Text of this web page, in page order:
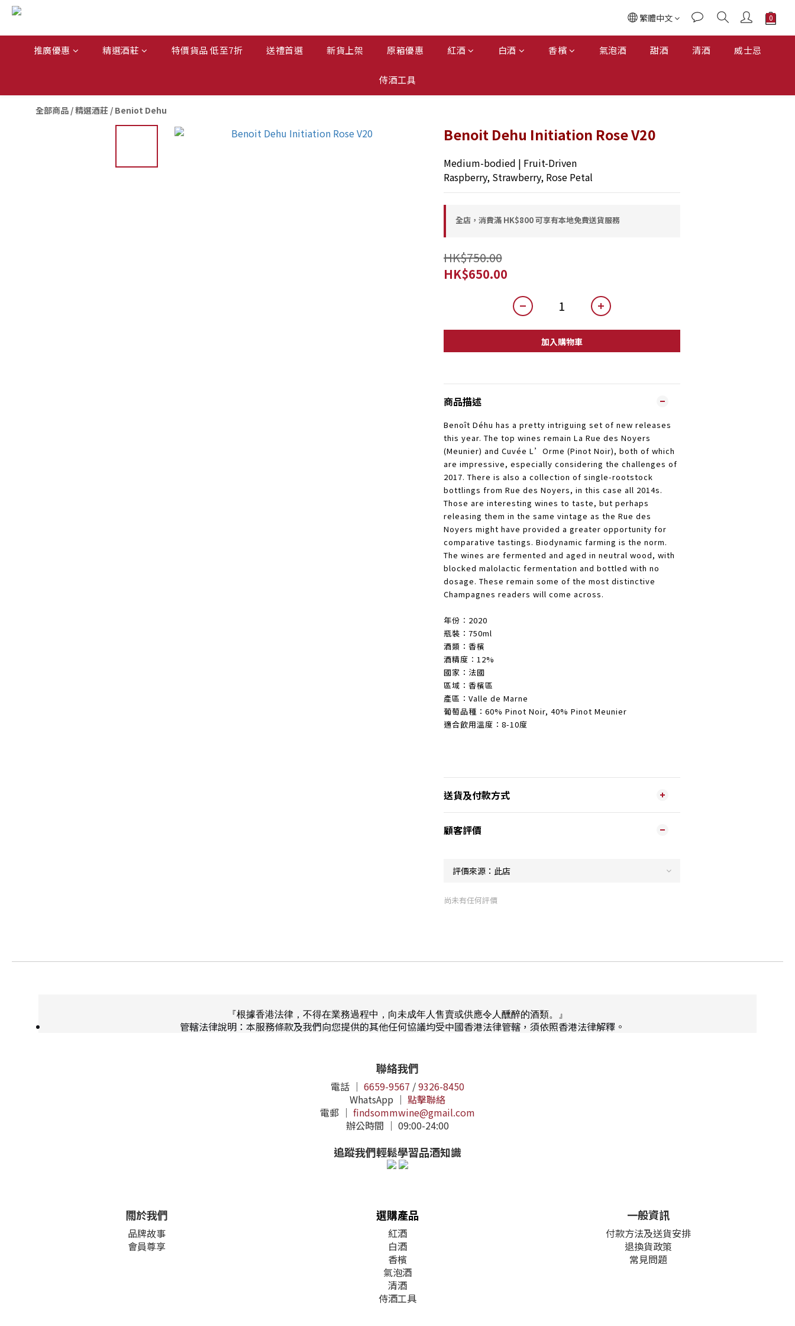
繁體中文
推廣優惠 精選酒莊 特價貨品 低至7折 送禮首選 新貨上架 原箱優惠 紅酒 白酒 香檳 氣泡酒 甜酒 清酒 威士忌
侍酒工具
全部商品 /精選酒莊 / Beniot Dehu
Benoit Dehu Initiation Rose V20
Medium-bodied | Fruit-Driven
Raspberry, Strawberry, Rose Petal
全店，消費滿 HK$800 可享有本地免費送貨服務
HK$750.00
HK$650.00
加入購物車
商品描述
Benoît Déhu has a pretty intriguing set of new releases
this year. The top wines remain La Rue des Noyers
(Meunier) and Cuvée L’Orme (Pinot Noir), both of which
are impressive, especially considering the challenges of
2017. There is also a collection of single-rootstock
bottlings from Rue des Noyers, in this case all 2014s.
Those are interesting wines to taste, but perhaps
releasing them in the same vintage as the Rue des
Noyers might have provided a greater opportunity for
comparative tastings. Biodynamic farming is the norm.
The wines are fermented and aged in neutral wood, with
blocked malolactic fermentation and bottled with no
dosage. These remain some of the most distinctive
Champagnes readers will come across.
年份︰2020
瓶裝：750ml
酒類：香檳
酒精度︰12%
國家：法國
區域：香檳區
產區：Valle de Marne
葡萄品種：60% Pinot Noir, 40% Pinot Meunier
適合飲用溫度：8-10度
送貨及付款方式
顧客評價
尚未有任何評價
『根據香港法律，不得在業務過程中，向未成年人售賣或供應令人醺醉的酒類。』
管轄法律說明：本服務條款及我們向您提供的其他任何協議均受中國香港法律管轄，須依照香港法律解釋。
聯絡我們
電話 ｜ 6659-9567 /9326-8450
WhatsApp ｜ 點擊聯絡
電郵 ｜ findsommwine@gmail.com
辦公時間 ｜ 09:00-24:00
追蹤我們輕鬆學習品酒知識
關於我們
品牌故事
會員尊享
選購產品
紅酒
白酒
香檳
氣泡酒
清酒
侍酒工具
一般資訊
付款方法及送貨安排
退換貨政策
常見問題